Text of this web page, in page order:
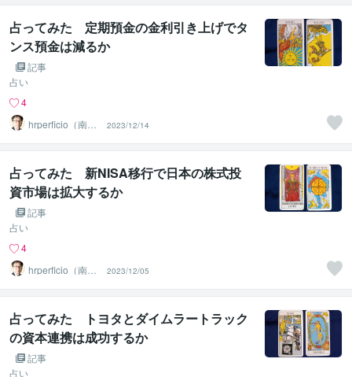
占ってみた 定期預金の金利引き上げでタ
ンス預金は減るか
記事
占い
4
hrperficio（南仙
台の父）
2023/12/14
占ってみた 新NISA移行で日本の株式投
資市場は拡大するか
記事
占い
4
hrperficio（南仙
台の父）
2023/12/05
占ってみた トヨタとダイムラートラック
の資本連携は成功するか
記事
占い